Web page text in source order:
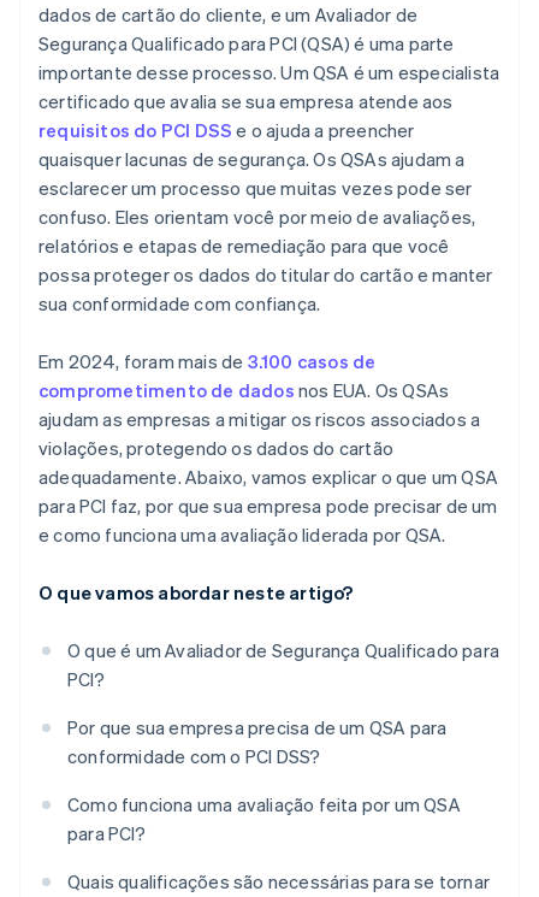
dados de cartão do cliente, e um Avaliador de
Segurança Qualificado para PCI (QSA) é uma parte
importante desse processo. Um QSA é um especialista
certificado que avalia se sua empresa atende aos
requisitos do PCI DSS e o ajuda a preencher
quaisquer lacunas de segurança. Os QSAs ajudam a
esclarecer um processo que muitas vezes pode ser
confuso. Eles orientam você por meio de avaliações,
relatórios e etapas de remediação para que você
possa proteger os dados do titular do cartão e manter
sua conformidade com confiança.
Em 2024, foram mais de 3.100 casos de
comprometimento de dados nos EUA. Os QSAs
ajudam as empresas a mitigar os riscos associados a
violações, protegendo os dados do cartão
adequadamente. Abaixo, vamos explicar o que um QSA
para PCI faz, por que sua empresa pode precisar de um
e como funciona uma avaliação liderada por QSA.
O que vamos abordar neste artigo?
O que é um Avaliador de Segurança Qualificado para
PCI?
Por que sua empresa precisa de um QSA para
conformidade com o PCI DSS?
Como funciona uma avaliação feita por um QSA
para PCI?
Quais qualificações são necessárias para se tornar